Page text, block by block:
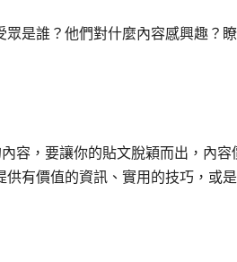
眾是誰？他們對什麼內容感興趣？
容，要讓你的貼文脫穎而出，內
有價值的資訊、實用的技巧，或